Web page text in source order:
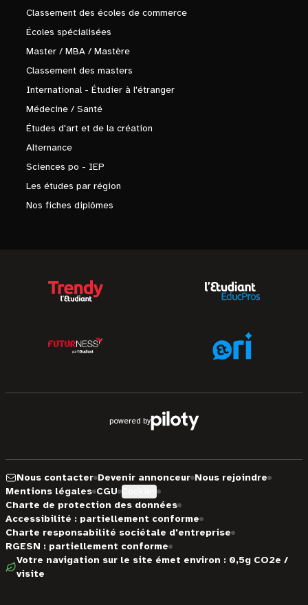
Classement des écoles de commerce
Écoles spécialisées
Master / MBA / Mastère
Classement des masters
International - Étudier à l'étranger
Médecine / Santé
Études d'art et de la création
Alternance
Sciences po - IEP
Les études par région
Nos fiches diplômes
powered by
Nous contacter Devenir annonceur Nous rejoindre
Mentions légales CGU
Charte de protection des données
Accessibilité : partiellement conforme
Charte responsabilité sociétale d'entreprise
RGESN : partiellement conforme
Votre navigation sur le site émet environ : 0,5g CO2e /
visite